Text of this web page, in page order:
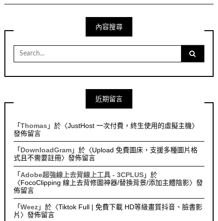
內容搜尋
Search
for:
近期留言
「Thomas 」於〈JustHost 一次付費，終生使用的虛擬主機〉
發佈留言
「 DownloadGram」於〈Upload 免費圖床，支援多種圖片格
式且不需要註冊〉發佈留言
「 Adobe超強線上去背線上工具 - 3CPLUS」於
〈FocoClipping 線上去背修圖神器/替換背景/添加主體陰影〉發
佈留言
「Weez」於〈Tiktok Full | 免費下載 HD等級畫質抖音、臉書影
片 〉發佈留言